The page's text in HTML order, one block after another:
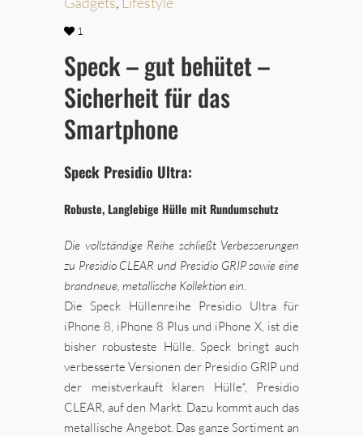
1
Speck – gut behütet –
Sicherheit für das
Smartphone
Speck Presidio Ultra:
Robuste, Langlebige Hülle mit Rundumschutz
Die vollständige Reihe schließt Verbesserungen
zu Presidio CLEAR und Presidio GRIP sowie eine
brandneue, metallische Kollektion ein.
Die Speck Hüllenreihe Presidio Ultra für
iPhone 8, iPhone 8 Plus und iPhone X, ist die
bisher robusteste Hülle. Speck bringt auch
verbesserte Versionen der Presidio GRIP und
der meistverkauft klaren Hülle*, Presidio
CLEAR, auf den Markt. Dazu kommt auch das
metallische Angebot. Das ganze Sortiment an